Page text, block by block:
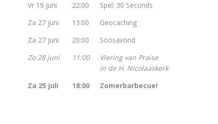
Vr 19 juni
22:00
Spel: 30 Seconds
Za 27 juni
13:00
Geocaching
Za 27 juni
20:00
Soosavond
Zo 28 juni
11:00
Viering van Praise
in de H. Nicolaaskerk
Za 25 juli
18:00 Zomerbarbecue!